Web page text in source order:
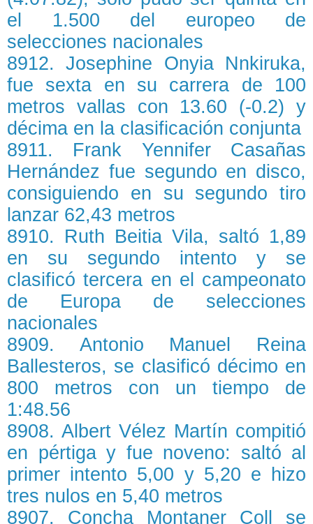
el 1.500 del europeo de
selecciones nacionales
8912. Josephine Onyia Nnkiruka,
fue sexta en su carrera de 100
metros vallas con 13.60 (-0.2) y
décima en la clasificación conjunta
8911. Frank Yennifer Casañas
Hernández fue segundo en disco,
consiguiendo en su segundo tiro
lanzar 62,43 metros
8910. Ruth Beitia Vila, saltó 1,89
en su segundo intento y se
clasificó tercera en el campeonato
de Europa de selecciones
nacionales
8909. Antonio Manuel Reina
Ballesteros, se clasificó décimo en
800 metros con un tiempo de
1:48.56
8908. Albert Vélez Martín compitió
en pértiga y fue noveno: saltó al
primer intento 5,00 y 5,20 e hizo
tres nulos en 5,40 metros
8907. Concha Montaner Coll se